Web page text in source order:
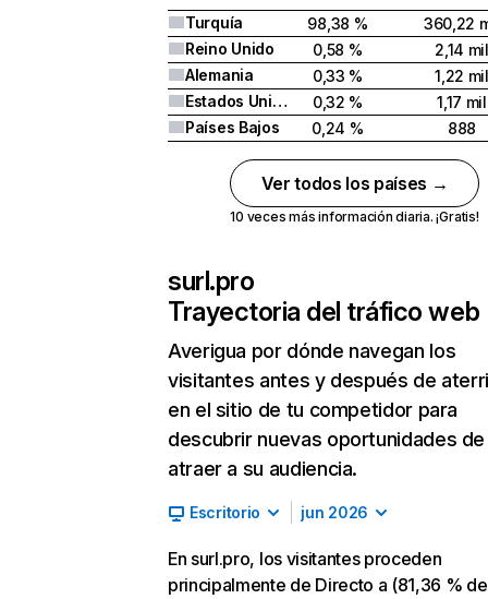
Turquía 98,38 %
360,22
Reino Unido
0,58 %
2,14 mil
Alemania
0,33 %
1,22 mil
Estados Unidos
0,32 %
1,17 mil
Países Bajos
0,24 % 888
Ver todos los países →
10 veces más información diaria. ¡Gratis!
surl.pro
Trayectoria del tráfico web
Averigua por dónde navegan los
visitantes antes y después de
en el sitio de tu competidor para
descubrir nuevas oportunidades de
atraer a su audiencia.
Escritorio jun 2026
En surl.pro, los visitantes proceden
principalmente de Directo a (81,36 % de